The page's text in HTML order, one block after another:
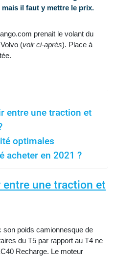
il faut y mettre le prix.
prenait le volant du
(voir ci-après). Place à
entre une traction et
optimales
acheter en 2021 ?
une traction et
son poids camionnesque de
du T5 par rapport au T4 ne
Recharge. Le moteur